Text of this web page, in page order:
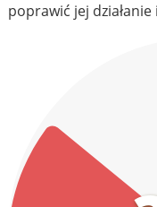
poprawić jej